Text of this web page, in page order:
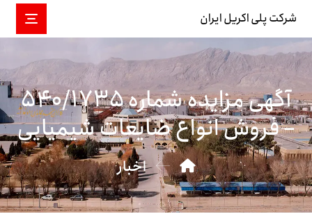
شرکت پلی اکریل ایران
آگهی مزایده شماره ۵۴۰/۱۷۳۵
– فروش انواع ضایعات شیمیایی
اخبار